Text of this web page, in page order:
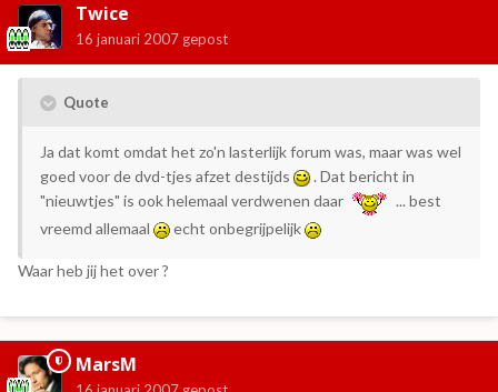
Twice
16 januari 2007 gepost
Quote
Ja dat komt omdat het zo'n lasterlijk forum was, maar was wel
goed voor de dvd-tjes afzet destijds
. Dat bericht in
"nieuwtjes" is ook helemaal verdwenen daar
... best
vreemd allemaal
echt onbegrijpelijk
Waar heb jij het over ?
MarsM